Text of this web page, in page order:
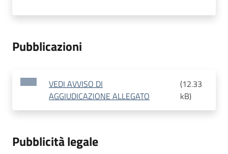
Pubblicazioni
VEDI AVVISO DI
AGGIUDICAZIONE ALLEGATO
(12.33
kB)
Pubblicità legale